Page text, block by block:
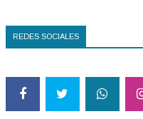
REDES SOCIALES